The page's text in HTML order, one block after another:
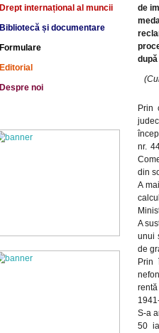
de
Prin
nr.
din
A
A
unui
de
Prin
S-a
50
Drept internațional al muncii
Bibliotecă și documentare
Formulare
Editorial
Despre noi